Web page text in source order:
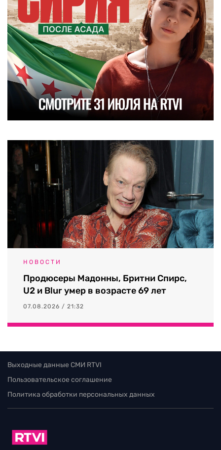
НОВОСТИ
Продюсеры Мадонны, Бритни Спирс,
U2 и Blur умер в возрасте 69 лет
07.08.2026 / 21:32
Выходные данные СМИ RTVI
Пользовательское соглашение
Политика обработки персональных данных